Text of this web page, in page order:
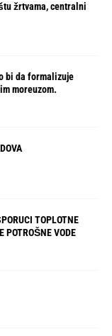
žrtvama, centralni
bi da formalizuje
moreuzom.
TOPLOTNE
POTROŠNE VODE